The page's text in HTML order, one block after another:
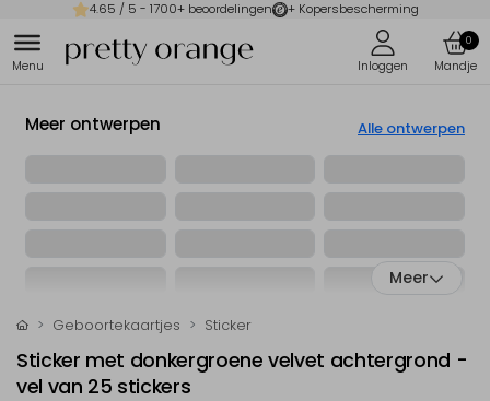
4.65 / 5 - 1700+ beoordelingen + Kopersbescherming
0
Meer ontwerpen Alle ontwerpen
Meer
Geboortekaartjes Sticker
Sticker met donkergroene velvet achtergrond -
vel van 25 stickers